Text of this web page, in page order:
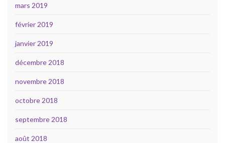
mars 2019
février 2019
janvier 2019
décembre 2018
novembre 2018
octobre 2018
septembre 2018
août 2018